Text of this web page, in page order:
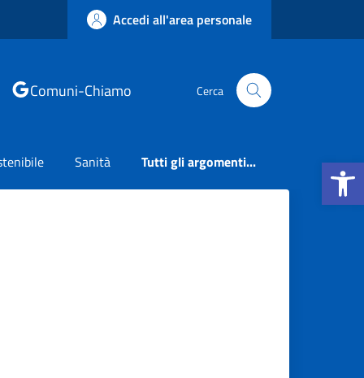
Apri la
Accedi all'area personale
Comuni-Chiamo Cerca
Sanità Tutti gli argomenti...